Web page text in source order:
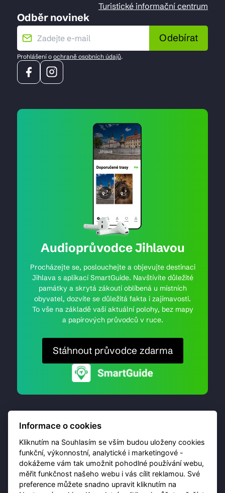
Turistické informační centrum
Odběr novinek
Odebírat
Prohlášení o ochraně osobních údajů.
Audioprůvodce Jihlavou
Procházejte se, poslouchejte a objevujte destinaci
Jihlava s aplikací SmartGuide. Navštívíte důležité
památky a skrytá zákoutí oblíbená u místních
obyvatel, dozvíte se důležitá fakta i zajímavosti.
To vše na základě vaší aktuální polohy, bez mapy
a papírových průvodců v ruce.
Stáhnout průvodce zdarma
© 2026 Destinační portál provozujeBrána Jihlavy,
příspěvková organizace. Všechna práva vyhrazena.
Informace o cookies
Kliknutím na Souhlasím se vším budou uloženy cookies
funkční, výkonnostní, analytické i marketingové -
dokážeme vám tak umožnit pohodlné používání webu,
měřit funkčnost našeho webu i vás cílit reklamou. Své
preference můžete snadno upravit kliknutím na